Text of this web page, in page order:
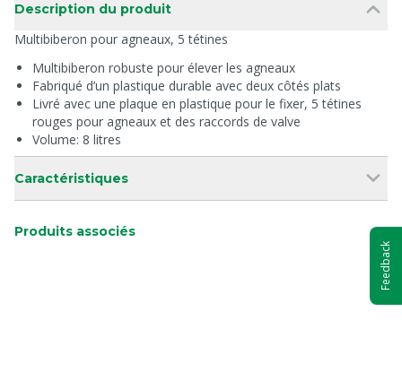
Description du produit
Multibiberon pour agneaux, 5 tétines
Multibiberon robuste pour élever les agneaux
Fabriqué d’un plastique durable avec deux côtés plats
Livré avec une plaque en plastique pour le fixer, 5 tétines
rouges pour agneaux et des raccords de valve
Volume: 8 litres
Caractéristiques
Produits associés
Feedback